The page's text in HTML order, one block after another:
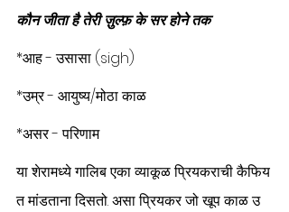
कौन जीता है तेरी ज़ुल्फ़ के सर होने तक
*आह - उसासा (sigh)
*उम्र - आयुष्य/मोठा काळ
*असर - परिणाम
या शेरामध्ये गालिब एका व्याकूळ प्रियकराची कैफिय
त मांडताना दिसतो. असा प्रियकर जो खूप काळ उ